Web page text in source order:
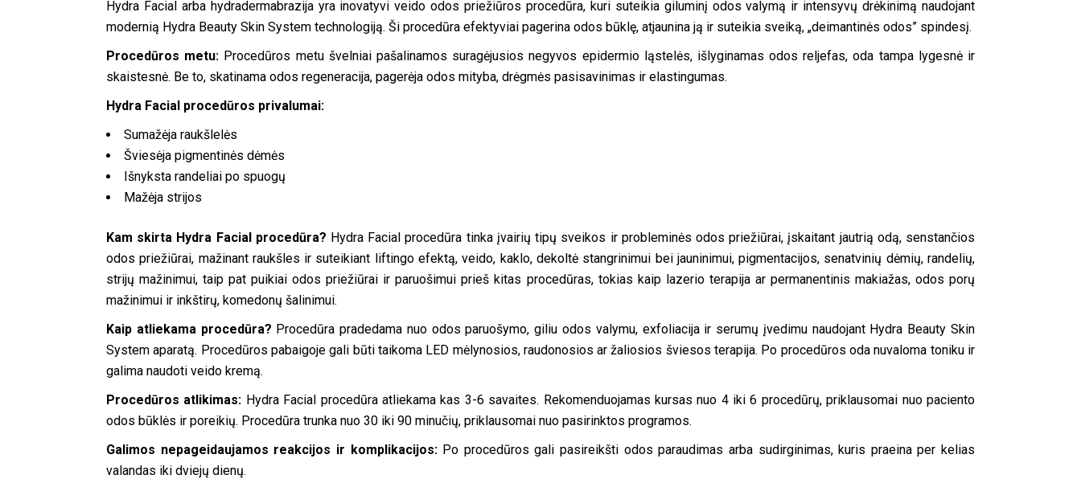
Hydra Facial arba hydradermabrazija yra inovatyvi veido odos priežiūros procedūra, kuri suteikia giluminį odos valymą ir intensyvų drėkinimą naudojant
modernią Hydra Beauty Skin System technologiją. Ši procedūra efektyviai pagerina odos būklę, atjaunina ją ir suteikia sveiką, „deimantinės odos” spindesį.
Procedūros metu: Procedūros metu švelniai pašalinamos suragėjusios negyvos epidermio ląstelės, išlyginamas odos reljefas, oda tampa lygesnė ir
skaistesnė. Be to, skatinama odos regeneracija, pagerėja odos mityba, drėgmės pasisavinimas ir elastingumas.
Hydra Facial procedūros privalumai:
Sumažėja raukšlelės
Šviesėja pigmentinės dėmės
Išnyksta randeliai po spuogų
Mažėja strijos
Kam skirta Hydra Facial procedūra? Hydra Facial procedūra tinka įvairių tipų sveikos ir probleminės odos priežiūrai, įskaitant jautrią odą, senstančios
odos priežiūrai, mažinant raukšles ir suteikiant liftingo efektą, veido, kaklo, dekoltė stangrinimui bei jauninimui, pigmentacijos, senatvinių dėmių, randelių,
strijų mažinimui, taip pat puikiai odos priežiūrai ir paruošimui prieš kitas procedūras, tokias kaip lazerio terapija ar permanentinis makiažas, odos porų
mažinimui ir inkštirų, komedonų šalinimui.
Kaip atliekama procedūra? Procedūra pradedama nuo odos paruošymo, giliu odos valymu, exfoliacija ir serumų įvedimu naudojant Hydra Beauty Skin
System aparatą. Procedūros pabaigoje gali būti taikoma LED mėlynosios, raudonosios ar žaliosios šviesos terapija. Po procedūros oda nuvaloma toniku ir
galima naudoti veido kremą.
Procedūros atlikimas: Hydra Facial procedūra atliekama kas 3-6 savaites. Rekomenduojamas kursas nuo 4 iki 6 procedūrų, priklausomai nuo paciento
odos būklės ir poreikių. Procedūra trunka nuo 30 iki 90 minučių, priklausomai nuo pasirinktos programos.
Galimos nepageidaujamos reakcijos ir komplikacijos:Po procedūros gali pasireikšti odos paraudimas arba sudirginimas, kuris praeina per kelias
valandas iki dviejų dienų.